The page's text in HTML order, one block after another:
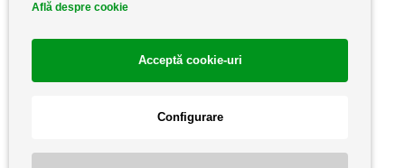
Află despre cookie
Acceptă cookie-uri
Configurare